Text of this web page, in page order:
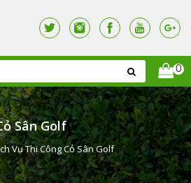
0
Sân Golf
Vụ Thi Công Cỏ Sân Golf